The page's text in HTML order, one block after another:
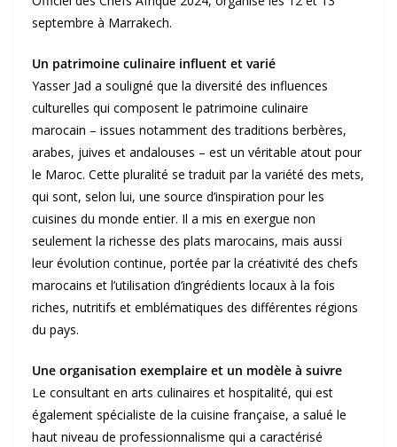
septembre à Marrakech.
Un patrimoine culinaire influent et varié
Yasser Jad a souligné que la diversité des influences
culturelles qui composent le patrimoine culinaire
marocain – issues notamment des traditions berbères,
arabes, juives et andalouses – est un véritable atout pour
le Maroc. Cette pluralité se traduit par la variété des mets,
qui sont, selon lui, une source d’inspiration pour les
cuisines du monde entier. Il a mis en exergue non
seulement la richesse des plats marocains, mais aussi
leur évolution continue, portée par la créativité des chefs
marocains et l’utilisation d’ingrédients locaux à la fois
riches, nutritifs et emblématiques des différentes régions
du pays.
Une organisation exemplaire et un modèle à suivre
Le consultant en arts culinaires et hospitalité, qui est
également spécialiste de la cuisine française, a salué le
haut niveau de professionnalisme qui a caractérisé